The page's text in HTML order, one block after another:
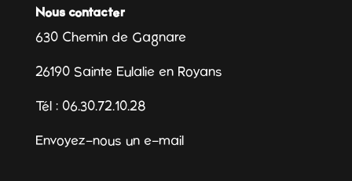
Nous contacter
630 Chemin de Gagnare
26190 Sainte Eulalie en Royans
Tél : 06.30.72.10.28
Envoyez-nous un e-mail